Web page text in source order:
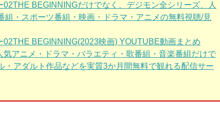
BEGINNINGだけでなく、デジモン全シリーズ、人
組・スポーツ番組・映画・ドラマ・アニメの無料視聴/見
02THE BEGINNING(2023映画) YOUTUBE動画まとめ
気アニメ・ドラマ・バラエティ・歌番組・音楽番組だけで
・アダルト作品などを実質3か月間無料で観れる配信サー